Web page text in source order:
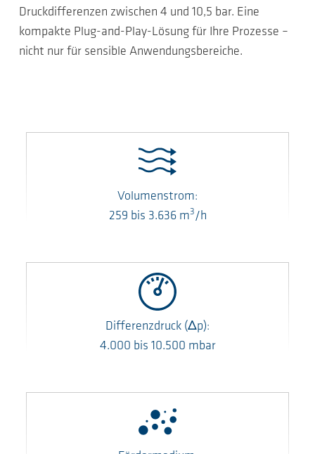
Druckdifferenzen zwischen 4 und 10,5 bar. Eine
kompakte Plug-and-Play-Lösung für Ihre Prozesse –
nicht nur für sensible Anwendungsbereiche.
Volumenstrom:
259 bis 3.636 m3/h
Differenzdruck (Δp):
4.000 bis 10.500 mbar